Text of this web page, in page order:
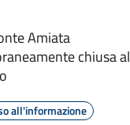
Amiata
chiusa al
all'informazione